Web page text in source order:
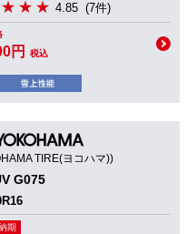
4.85 (7件)
円 税込
TIRE(ヨコハマ))
G075
期